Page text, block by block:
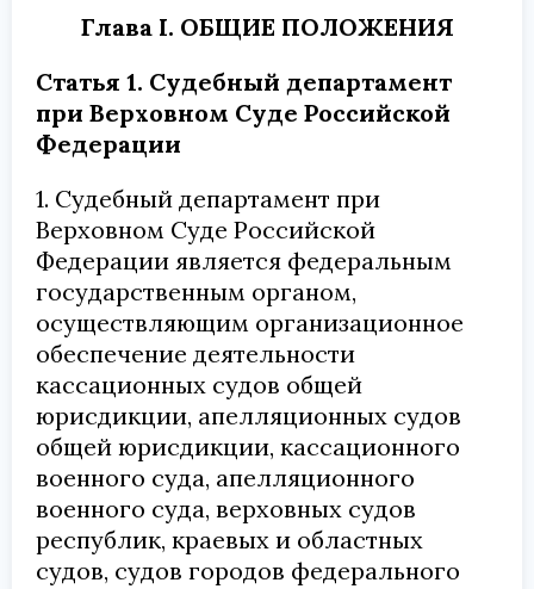
Глава I. ОБЩИЕ ПОЛОЖЕНИЯ
Статья 1. Судебный департамент
при Верховном Суде Российской
Федерации
1. Судебный департамент при
Верховном Суде Российской
Федерации является федеральным
государственным органом,
осуществляющим организационное
обеспечение деятельности
кассационных судов общей
юрисдикции, апелляционных судов
общей юрисдикции, кассационного
военного суда, апелляционного
военного суда, верховных судов
республик, краевых и областных
судов, судов городов федерального